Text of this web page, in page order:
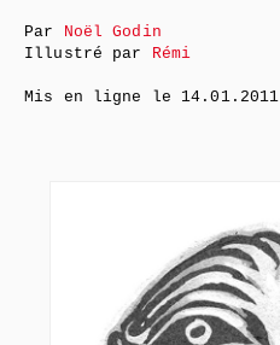
Par Noël Godin
Illustré par Rémi
Mis en ligne le 14.01.2011